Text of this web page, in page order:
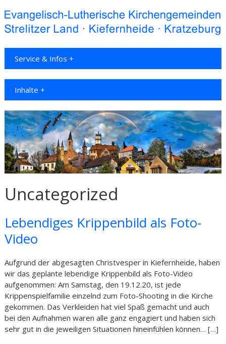
Service & Infos +
Inhalte +
Uncategorized
Lebendiges Krippenbild als Foto-
Video
Aufgrund der abgesagten Christvesper in Kiefernheide, haben
wir das geplante lebendige Krippenbild als Foto-Video
aufgenommen: Am Samstag, den 19.12.20, ist jede
Krippenspielfamilie einzelnd zum Foto-Shooting in die Kirche
gekommen. Das Verkleiden hat viel Spaß gemacht und auch
bei den Aufnahmen waren alle ganz engagiert und haben sich
sehr gut in die jeweiligen Situationen hineinfühlen können… […]